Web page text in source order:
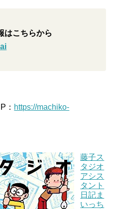
はこちらから
： https://machiko-
藤子ス
タジオ
アシス
タント
日記ま
いっち